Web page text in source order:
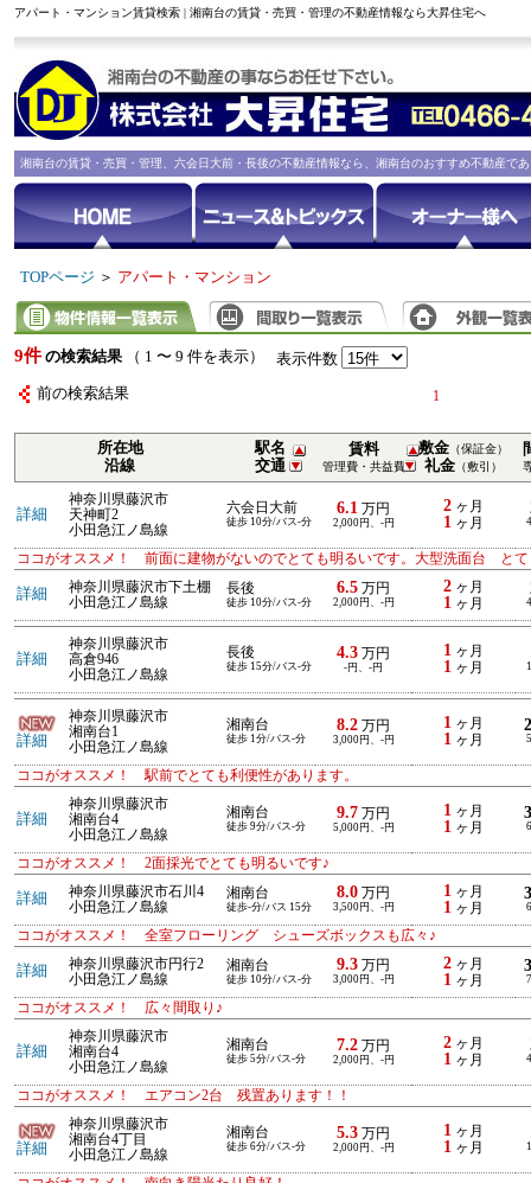
アパート・マンション賃貸検索 | 湘南台の賃貸・売買・管理の不動産情報なら大昇住宅へ
湘南台の賃貸・売買・管理、六会日大前・長後の不動産情報なら、湘南台のおすすめ不動産で
TOPページ ＞ アパート・マンション
9件 の検索結果 （ 1 〜 9 件を表示） 表示件数
前の検索結果 1
所在地
沿線
駅名
交通
賃料
管理費・共益費
敷金 （保証金）
礼金 （敷引）
詳細
神奈川県藤沢市
天神町2
小田急江ノ島線
六会日大前
徒歩 10分/バス-分
6.1 万円
2,000円、-円
2 ヶ月
1 ヶ月
ココがオススメ！ 前面に建物がないのでとても明るいです。大型洗面台 と
詳細
神奈川県藤沢市下土棚
小田急江ノ島線
長後
徒歩 10分/バス-分
6.5 万円
2,000円、-円
2 ヶ月
1 ヶ月
詳細
神奈川県藤沢市
高倉946
小田急江ノ島線
長後
徒歩 15分/バス-分
4.3 万円
-円、-円
1 ヶ月
1 ヶ月
詳細
神奈川県藤沢市
湘南台1
小田急江ノ島線
湘南台
徒歩 1分/バス-分
8.2 万円
3,000円、-円
1 ヶ月
1 ヶ月
ココがオススメ！ 駅前でとても利便性があります。
詳細
神奈川県藤沢市
湘南台4
小田急江ノ島線
湘南台
徒歩 9分/バス-分
9.7 万円
5,000円、-円
1 ヶ月
1 ヶ月
ココがオススメ！ 2面採光でとても明るいです♪
詳細
神奈川県藤沢市石川4
小田急江ノ島線
湘南台
徒歩-分/バス 15分
8.0 万円
3,500円、-円
1 ヶ月
1 ヶ月
ココがオススメ！ 全室フローリング シューズボックスも広々♪
詳細
神奈川県藤沢市円行2
小田急江ノ島線
湘南台
徒歩 10分/バス-分
9.3 万円
3,000円、-円
2 ヶ月
1 ヶ月
ココがオススメ！ 広々間取り♪
詳細
神奈川県藤沢市
湘南台4
小田急江ノ島線
湘南台
徒歩 5分/バス-分
7.2 万円
2,000円、-円
2 ヶ月
1 ヶ月
ココがオススメ！ エアコン2台 残置あります！！
詳細
神奈川県藤沢市
湘南台4丁目
小田急江ノ島線
湘南台
徒歩 6分/バス-分
5.3 万円
2,000円、-円
1 ヶ月
1 ヶ月